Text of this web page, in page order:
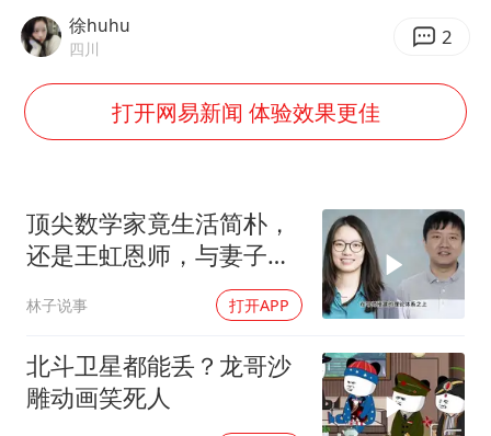
房主任回应争议
把党建设得更加坚强有力
中国养老床位“三连降”
曝韩足协曾为外籍裁判安排性招待
深圳地面沉降致车辆损坏系谣言
现代版摸金校尉落网查获400多枚古币
奋进开新局 实干挑大梁
徐huhu
四川 2
打开网易新闻 体验效果更佳
顶尖数学家竟生活简朴，
还是王虹恩师，与妻子合
林子说事 打开APP
北斗卫星都能丢？龙哥沙
雕动画笑死人